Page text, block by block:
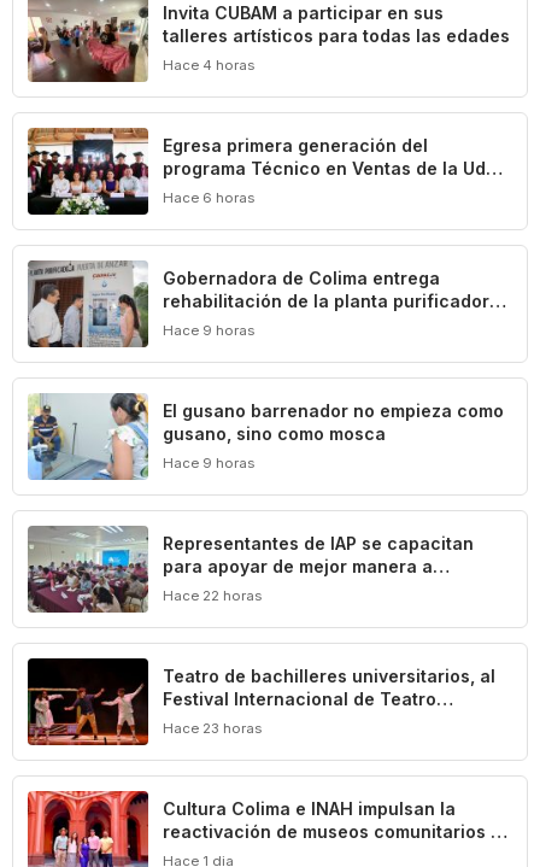
Invita CUBAM a participar en sus
talleres artísticos para todas las edades
Hace 4 horas
Egresa primera generación del
programa Técnico en Ventas de la UdeC
y CIMA Group
Hace 6 horas
Gobernadora de Colima entrega
rehabilitación de la planta purificadora
de agua en Puerta de Ánzar
Hace 9 horas
El gusano barrenador no empieza como
gusano, sino como mosca
Hace 9 horas
Representantes de IAP se capacitan
para apoyar de mejor manera a
población vulnerable del estado de
Hace 22 horas
Teatro de bachilleres universitarios, al
Festival Internacional de Teatro
Universitario de la UNAM
Hace 23 horas
Cultura Colima e INAH impulsan la
reactivación de museos comunitarios en
el estado
Hace 1 dia